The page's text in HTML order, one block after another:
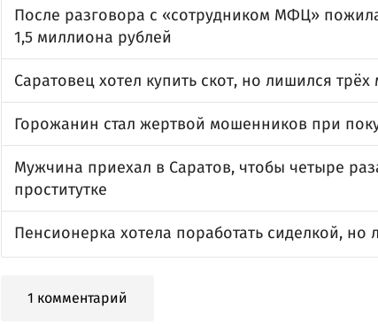
После разговора с «сотрудником МФЦ»
1,5 миллиона рублей
Саратовец хотел купить скот, но лишился
Горожанин стал жертвой мошенников при
Мужчина приехал в Саратов, чтобы четыре
проститутке
Пенсионерка хотела поработать сиделкой, но
1 комментарий